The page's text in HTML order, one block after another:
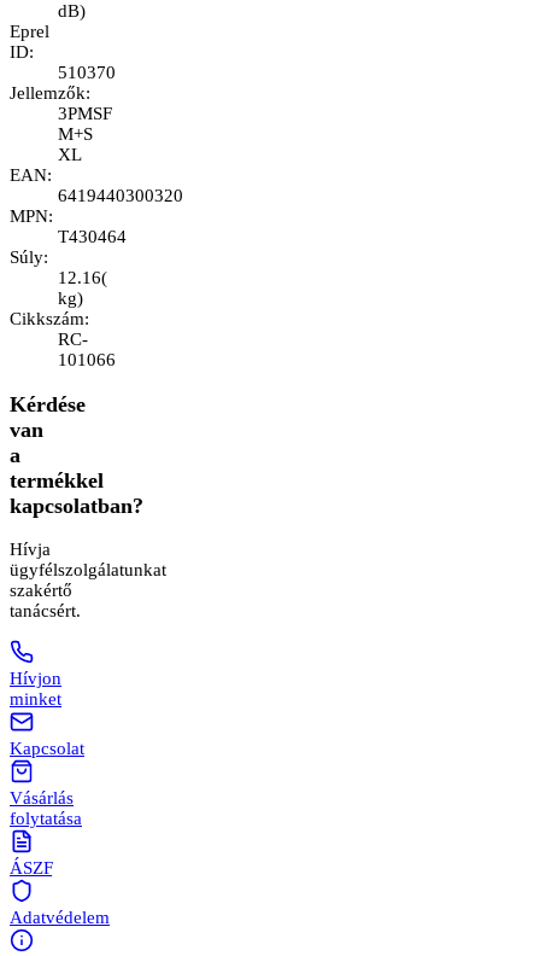
dB)
Eprel
ID:
510370
Jellemzők:
3PMSF
M+S
XL
EAN:
6419440300320
MPN:
T430464
Súly:
12.16(
kg)
Cikkszám:
RC-
101066
Kérdése
van
a
termékkel
kapcsolatban?
Hívja
ügyfélszolgálatunkat
szakértő
tanácsért.
Hívjon
minket
Kapcsolat
Vásárlás
folytatása
ÁSZF
Adatvédelem